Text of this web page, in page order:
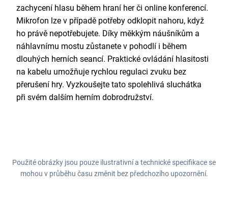
zachycení hlasu během hraní her či online konferencí.
Mikrofon lze v případě potřeby odklopit nahoru, když
ho právě nepotřebujete. Díky měkkým náušníkům a
náhlavnímu mostu zůstanete v pohodlí i během
dlouhých herních seancí. Praktické ovládání hlasitosti
na kabelu umožňuje rychlou regulaci zvuku bez
přerušení hry. Vyzkoušejte tato spolehlivá sluchátka
při svém dalším herním dobrodružství.
Použité obrázky jsou pouze ilustrativní a technické specifikace se
mohou v průběhu času změnit bez předchozího upozornění.